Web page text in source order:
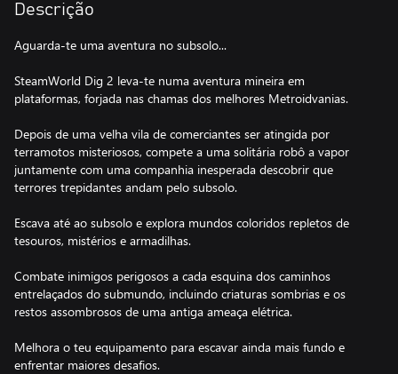
Descrição
Aguarda-te uma aventura no subsolo...
SteamWorld Dig 2 leva-te numa aventura mineira em
plataformas, forjada nas chamas dos melhores Metroidvanias.
Depois de uma velha vila de comerciantes ser atingida por
terramotos misteriosos, compete a uma solitária robô a vapor
juntamente com uma companhia inesperada descobrir que
terrores trepidantes andam pelo subsolo.
Escava até ao subsolo e explora mundos coloridos repletos de
tesouros, mistérios e armadilhas.
Combate inimigos perigosos a cada esquina dos caminhos
entrelaçados do submundo, incluindo criaturas sombrias e os
restos assombrosos de uma antiga ameaça elétrica.
Melhora o teu equipamento para escavar ainda mais fundo e
enfrentar maiores desafios.